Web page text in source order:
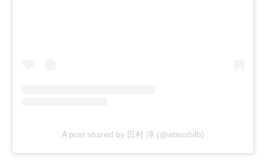
A post shared by 田村 淳 (@atsushilb)